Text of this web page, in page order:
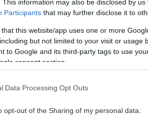
This information may also be disclosed by
Participants that may further disclose it to
that this website/app uses one or more
but not limited to your visit or usage
to Google and its third-party tags to use
consent section.
Data Processing Opt Outs
opt-out of the Sharing of my personal data.
nezabudnite ani na vyprázdnenie
týždňoch zabudnuté
Vypnúť aj poistky? To závisí od
nonstop elektrické
monitoring na diaľku
svetlo so senzorom pohybu,